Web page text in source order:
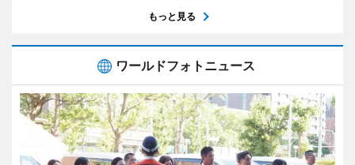
もっと見る
ワールドフォトニュース